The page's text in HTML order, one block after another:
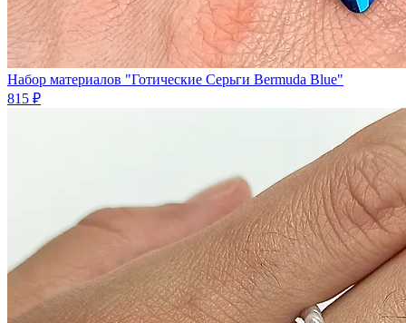
Набор материалов "Готические Серьги Bermuda Blue"
815 ₽